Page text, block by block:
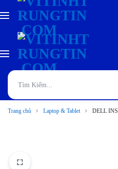
Trang chủ Laptop & Tablet DELL